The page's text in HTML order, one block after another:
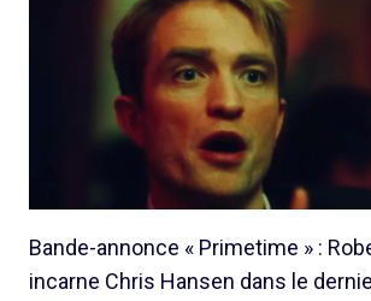
Bande-annonce « Primetime » :
incarne Chris Hansen dans le